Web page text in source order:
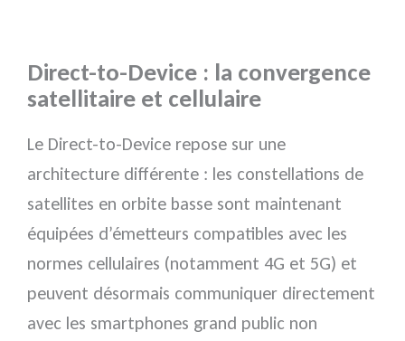
Direct-to-Device : la convergence
satellitaire et cellulaire
Le Direct-to-Device repose sur une
architecture différente : les constellations de
satellites en orbite basse sont maintenant
équipées d’émetteurs compatibles avec les
normes cellulaires (notamment 4G et 5G) et
peuvent désormais communiquer directement
avec les smartphones grand public non